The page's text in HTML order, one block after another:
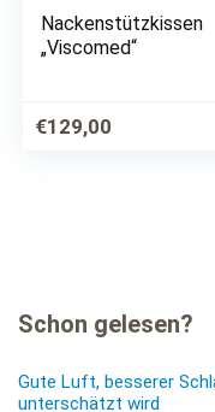
Nackenstützkissen
„Viscomed“
€129,00
Schon gelesen?
Gute Luft, besserer
unterschätzt wird